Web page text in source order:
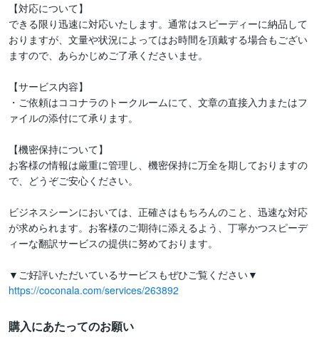
【対応について】
できる限り迅速に対応いたします。通常はスピーディーに納品して
おりますが、文量や状況によってはお時間を頂戴する場合もござい
ますので、あらかじめご了承くださいませ。
【サービス内容】
・ご依頼はココナラのトークルームにて、文章の直接入力またはフ
ァイルの添付にて承ります。
【機密保持について】
お客様の情報は厳重に管理し、機密保持に万全を期しておりますの
で、どうぞご安心ください。
ビジネスシーンにおいては、正確さはもちろんのこと、迅速な対応
が求められます。お客様のご期待に添えるよう、丁寧かつスピーデ
ィーな翻訳サービスの提供に努めております。
https://coconala.com/services/263892
購入にあたってのお願い